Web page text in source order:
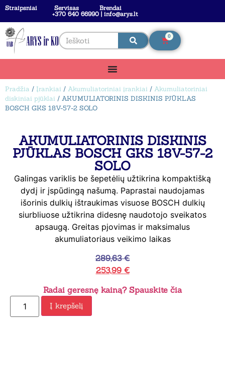
Straipsniai Servisas
Brendai
+370 640 66990 | info@arys.lt
0
Pradžia / Įrankiai / Akumuliatoriniai įrankiai / Akumuliatoriniai
diskiniai pjūklai / AKUMULIATORINIS DISKINIS PJŪKLAS
BOSCH GKS 18V-57-2 SOLO
AKUMULIATORINIS DISKINIS
PJŪKLAS BOSCH GKS 18V-57-2
SOLO
Galingas variklis be šepetėlių užtikrina kompaktišką
dydį ir įspūdingą našumą. Paprastai naudojamas
išorinis dulkių ištraukimas visuose BOSCH dulkių
siurbliuose užtikrina didesnę naudotojo sveikatos
apsaugą. Greitas pjovimas ir maksimalus
akumuliatoriaus veikimo laikas
289,63€
253,99 €
Radai geresnę kainą? Spauskite čia
Į krepšelį